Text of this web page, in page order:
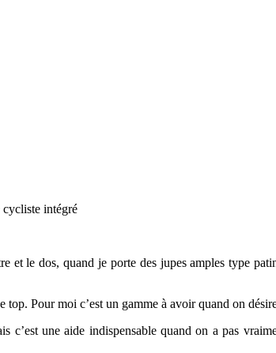
intégré
et le dos, quand je porte des jupes amples type
top. Pour moi c’est un gamme à avoir quand on
une aide indispensable quand on a pas